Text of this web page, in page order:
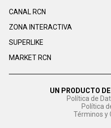
CANAL RCN
ZONA INTERACTIVA
SUPERLIKE
MARKET RCN
UN PRODUCTO
Política de
Política
Términos y